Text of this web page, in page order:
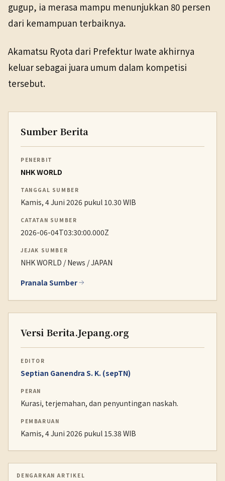
gugup, ia merasa mampu menunjukkan 80 persen
dari kemampuan terbaiknya.
Akamatsu Ryota dari Prefektur Iwate akhirnya
keluar sebagai juara umum dalam kompetisi
tersebut.
Sumber Berita
PENERBIT
NHK WORLD
TANGGAL SUMBER
Kamis, 4 Juni 2026 pukul 10.30 WIB
CATATAN SUMBER
2026-06-04T03:30:00.000Z
JEJAK SUMBER
NHK WORLD / News / JAPAN
Pranala Sumber
Versi Berita.Jepang.org
EDITOR
Septian Ganendra S. K. (sepTN)
PERAN
Kurasi, terjemahan, dan penyuntingan naskah.
PEMBARUAN
Kamis, 4 Juni 2026 pukul 15.38 WIB
DENGARKAN ARTIKEL